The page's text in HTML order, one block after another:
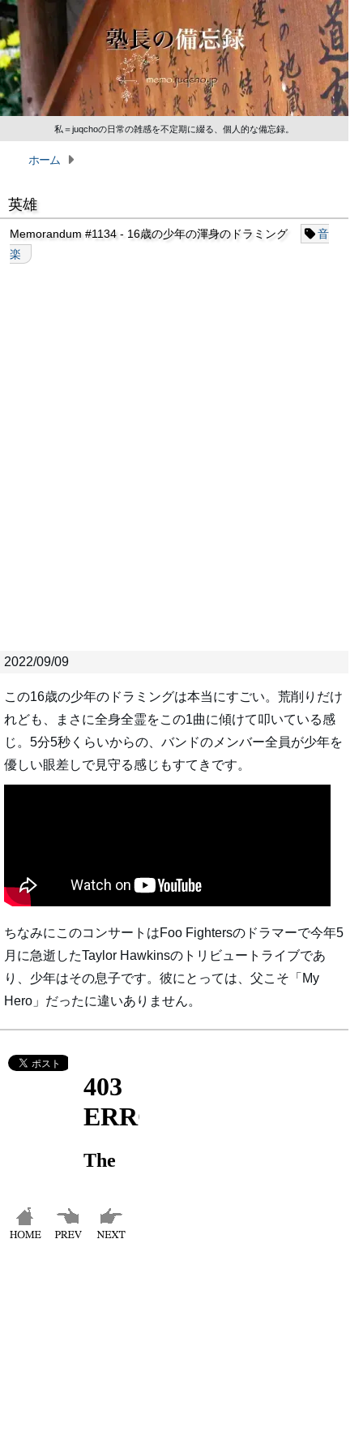
私＝juqchoの日常の雑感を不定期に綴る、個人的な備忘録。
ホーム
英雄
Memorandum #1134 - 16歳の少年の渾身のドラミング
音
楽
2022/09/09
この16歳の少年のドラミングは本当にすごい。荒削りだけ
れども、まさに全身全霊をこの1曲に傾けて叩いている感
じ。5分5秒くらいからの、バンドのメンバー全員が少年を
優しい眼差しで見守る感じもすてきです。
ちなみにこのコンサートはFoo Fightersのドラマーで今年5
月に急逝したTaylor Hawkinsのトリビュートライブであ
り、少年はその息子です。彼にとっては、父こそ「My
Hero」だったに違いありません。